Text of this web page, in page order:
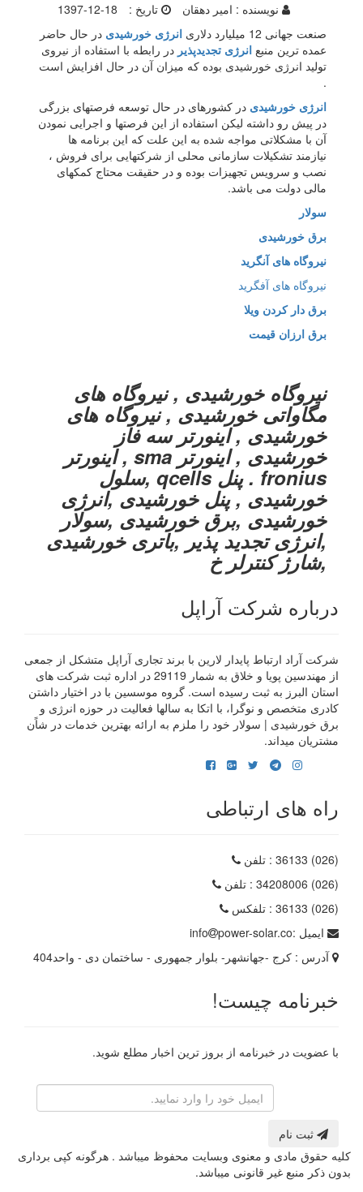
نویسنده : امیر دهقان تاریخ :
1397-12-18
صنعت جهانی 12 میلیارد دلاری
انرژی خورشیدی در حال حاضر
عمده ترین منبع انرژی تجدیدپذیر در رابطه با استفاده از نیروی
تولید انرژی خورشیدی بوده که میزان آن در حال افزایش است
.
انرژی خورشیدی در کشورهای در حال توسعه فرصتهای بزرگی
در پیش رو داشته لیکن استفاده از این فرصتها و اجرایی نمودن
آن با مشکلاتی مواجه شده به این علت که این برنامه ها
نیازمند تشکیلات سازمانی محلی از شرکتهایی برای فروش ،
نصب و سرویس تجهیزات بوده و در حقیقت محتاج کمکهای
مالی دولت می باشد.
سولار
برق خورشیدی
نیروگاه های آنگرید
نیروگاه های آفگرید
برق دار کردن ویلا
برق ارزان قیمت
نیروگاه خورشیدی , نیروگاه های
مگاواتی خورشیدی , نیروگاه های
خورشیدی , اینورتر سه فاز
خورشیدی , اینورتر sma , اینورتر
fronius . پنل qcells ,سلول
خورشیدی , پنل خورشیدی ,انرژی
خورشیدی ,برق خورشیدی ,سولار
,انرژی تجدید پذیر ,باتری خورشیدی
,شارژ کنترلر خ
درباره شرکت آراپل
شرکت آراد ارتباط پایدار لارین با برند تجاری آراپل متشکل از جمعی
از مهندسین پویا و خلاق به شمار 29119 در اداره ثبت شرکت های
استان البرز به ثبت رسیده است. گروه موسسین با در اختیار داشتن
کادری متخصص و نوگرا، با اتکا به سالها فعالیت در حوزه انرژی و
برق خورشیدی | سولار خود را ملزم به ارائه بهترین خدمات در شاًن
مشتریان میداند.
راه های ارتباطی
(026) 36133
: تلفن
(026) 34208006
: تلفن
(026) 36133
: تلفکس
ایمیل :
info
power-solar.co
آدرس : کرج -جهانشهر- بلوار جمهوری - ساختمان دی - واحد404
خبرنامه چیست!
با عضویت در خبرنامه از بروز ترین اخبار مطلع شوید.
ثبت نام
کلیه حقوق مادی و معنوی وبسایت محفوظ میباشد . هرگونه کپی برداری
بدون ذکر منبع غیر قانونی میباشد.